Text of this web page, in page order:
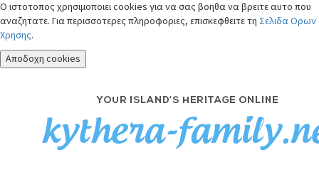
Ο ιστοτοπος χρησιμοποιει cookies για να σας βοηθα να βρειτε αυτο που
αναζητατε. Για περισσοτερες πληροφοριες, επισκεφθειτε τη Σελιδα Ορων
Χρησης.
Αποδοχη cookies